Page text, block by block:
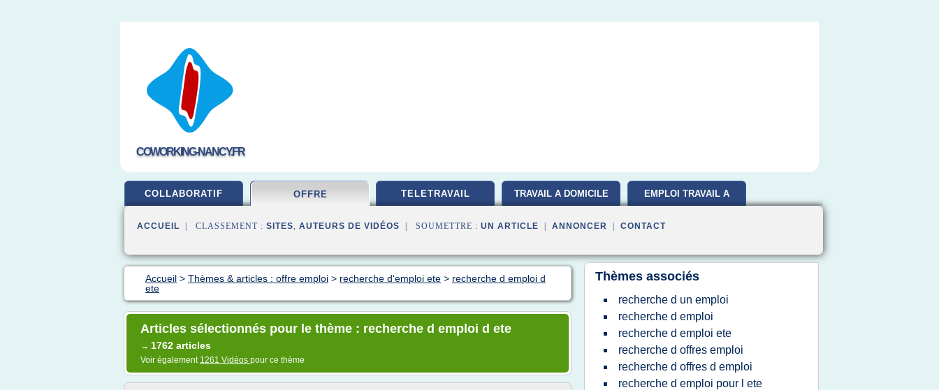
COWORKING-NANCY.FR
COLLABORATIF OFFRE TELETRAVAIL TRAVAIL A DOMICILE EMPLOI TRAVAIL A
ACCUEIL | CLASSEMENT : SITES, AUTEURS DE VIDÉOS | SOUMETTRE : UN ARTICLE ANNONCER CONTACT
Accueil > Thèmes & articles : offre emploi > recherche d'emploi ete > recherche d emploi d
ete
Articles sélectionnés pour le thème : recherche d emploi d ete
→ 1762 articles
Voir également 1261 Vidéos pour ce thème
Thèmes associés
recherche d un emploi
recherche d emploi
recherche d emploi ete
recherche d offres emploi
recherche d offres d emploi
recherche d emploi pour l ete